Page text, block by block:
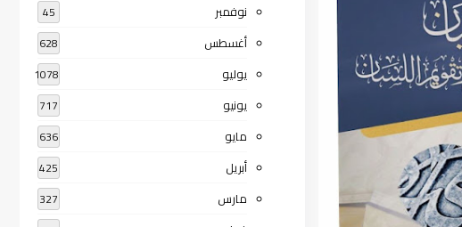
نوفمبر 45
أغسطس 628
يوليو 1078
يونيو 717
مايو 636
أبريل 425
مارس 327